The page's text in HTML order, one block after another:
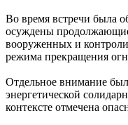
Во время встречи была
осуждены
вооруженных и
режима прекращения
Отдельное внимание
энергетической
контексте отмечена